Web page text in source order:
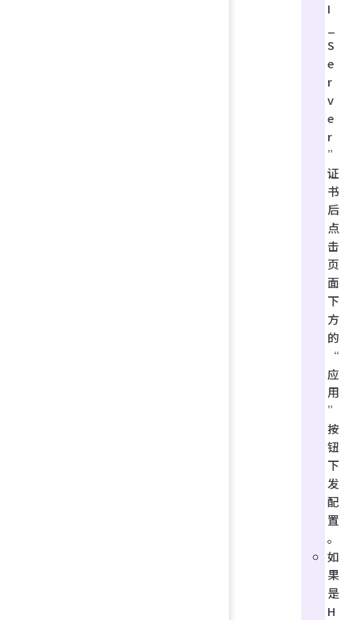
I
S
e
r
v
e
r
”
证
书
后
点
击
页
面
下
方
的
“
应
用
”
按
钮
下
发
配
置
。
如
果
是
H